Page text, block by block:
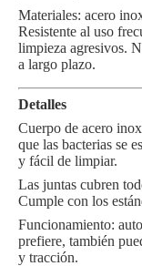
Materiales: acero
Resistente al uso
limpieza agresivos.
a largo plazo.
Detalles
Cuerpo de acero
que las bacterias se
y fácil de limpiar.
Las juntas cubren
Cumple con los
Funcionamiento:
prefiere, también
y tracción.